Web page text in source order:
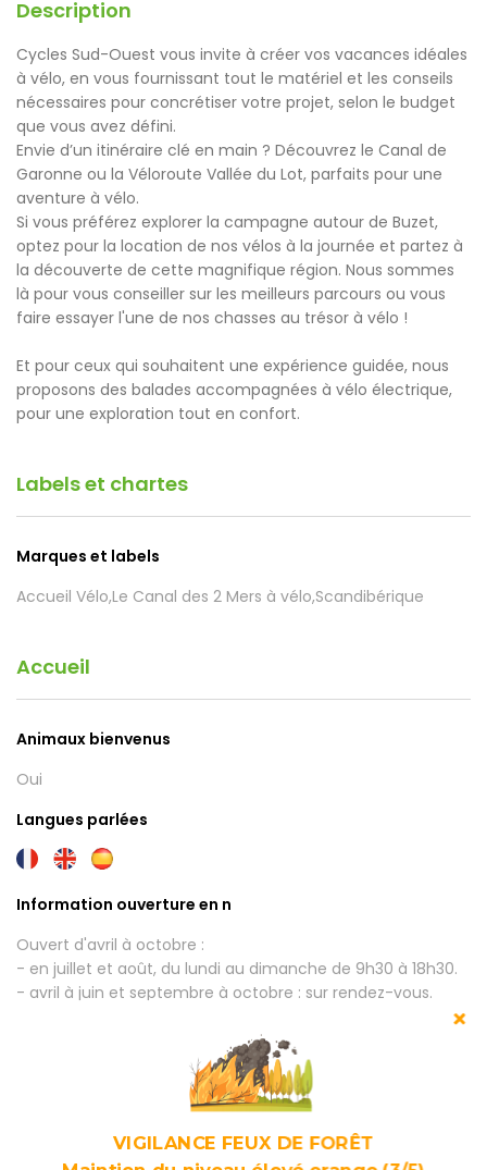
Description
Cycles Sud-Ouest vous invite à créer vos vacances idéales
à vélo, en vous fournissant tout le matériel et les conseils
nécessaires pour concrétiser votre projet, selon le budget
que vous avez défini.
Envie d’un itinéraire clé en main ? Découvrez le Canal de
Garonne ou la Véloroute Vallée du Lot, parfaits pour une
aventure à vélo.
Si vous préférez explorer la campagne autour de Buzet,
optez pour la location de nos vélos à la journée et partez à
la découverte de cette magnifique région. Nous sommes
là pour vous conseiller sur les meilleurs parcours ou vous
faire essayer l'une de nos chasses au trésor à vélo !
Et pour ceux qui souhaitent une expérience guidée, nous
proposons des balades accompagnées à vélo électrique,
pour une exploration tout en confort.
Labels et chartes
Marques et labels
Accueil Vélo,Le Canal des 2 Mers à vélo,Scandibérique
Accueil
Animaux bienvenus
Oui
Langues parlées
Information ouverture en n
Ouvert d'avril à octobre :
- en juillet et août, du lundi au dimanche de 9h30 à 18h30.
- avril à juin et septembre à octobre : sur rendez-vous.
VIGILANCE FEUX DE FORÊT